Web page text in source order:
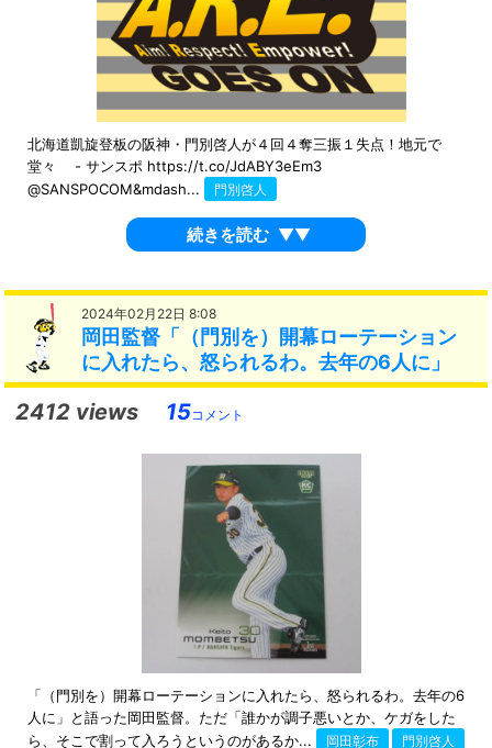
北海道凱旋登板の阪神・門別啓人が４回４奪三振１失点！地元で
堂々 - サンスポ https://t.co/JdABY3eEm3
@SANSPOCOM&mdash...
門別啓人
続きを読む ▼▼
2024年02月22日 8:08
岡田監督「（門別を）開幕ローテーション
に入れたら、怒られるわ。去年の6人に」
2412 views 15コメント
「（門別を）開幕ローテーションに入れたら、怒られるわ。去年の6
人に」と語った岡田監督。ただ「誰かが調子悪いとか、ケガをした
ら、そこで割って入ろうというのがあるか...
岡田彰布 門別啓人